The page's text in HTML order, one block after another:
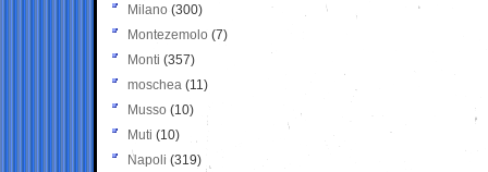
Milano (300)
Montezemolo (7)
Monti (357)
moschea (11)
Musso (10)
Muti (10)
Napoli (319)